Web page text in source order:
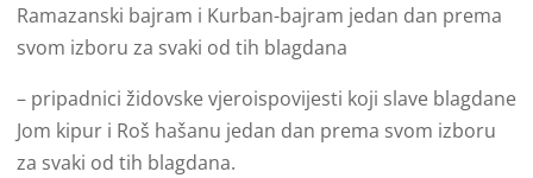
Ramazanski bajram i Kurban-bajram jedan dan prema
svom izboru za svaki od tih blagdana
– pripadnici židovske vjeroispovijesti koji slave blagdane
Jom kipur i Roš hašanu jedan dan prema svom izboru
za svaki od tih blagdana.